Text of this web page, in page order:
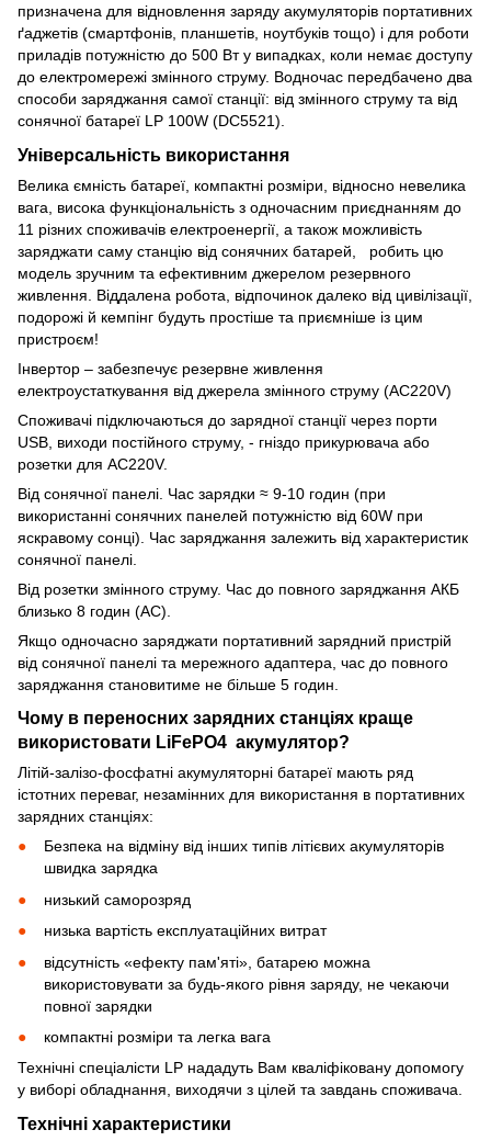
призначена для відновлення заряду акумуляторів портативних
ґаджетів (смартфонів, планшетів, ноутбуків тощо) і для роботи
приладів потужністю до 500 Вт у випадках, коли немає доступу
до електромережі змінного струму. Водночас передбачено два
способи заряджання самої станції: від змінного струму та від
сонячної батареї LP 100W (DC5521).
Універсальність використання
Велика ємність батареї, компактні розміри, відносно невелика
вага, висока функціональність з одночасним приєднанням до
11 різних споживачів електроенергії, а також можливість
заряджати саму станцію від сонячних батарей, робить цю
модель зручним та ефективним джерелом резервного
живлення. Віддалена робота, відпочинок далеко від цивілізації,
подорожі й кемпінг будуть простіше та приємніше із цим
пристроєм!
Інвертор – забезпечує резервне живлення
електроустаткування від джерела змінного струму (AC220V)
Споживачі підключаються до зарядної станції через порти
USB, виходи постійного струму, - гніздо прикурювача або
розетки для AC220V.
Від сонячної панелі. Час зарядки ≈ 9-10 годин (при
використанні сонячних панелей потужністю від 60W при
яскравому сонці). Час заряджання залежить від характеристик
сонячної панелі.
Від розетки змінного струму. Час до повного заряджання АКБ
близько 8 годин (AC).
Якщо одночасно заряджати портативний зарядний пристрій
від сонячної панелі та мережного адаптера, час до повного
заряджання становитиме не більше 5 годин.
Чому в переносних зарядних станціях краще
використовати LiFePO4 акумулятор?
Літій-залізо-фосфатні акумуляторні батареї мають ряд
істотних переваг, незамінних для використання в портативних
зарядних станціях:
Безпека на відміну від інших типів літієвих акумуляторів
швидка зарядка
низький саморозряд
низька вартість експлуатаційних витрат
відсутність «ефекту пам'яті», батарею можна
використовувати за будь-якого рівня заряду, не чекаючи
повної зарядки
компактні розміри та легка вага
Технічні спеціалісти LP нададуть Вам кваліфіковану допомогу
у виборі обладнання, виходячи з цілей та завдань споживача.
Технічні характеристики